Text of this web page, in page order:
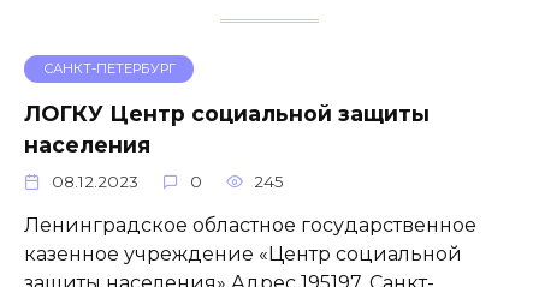
САНКТ-ПЕТЕРБУРГ
ЛОГКУ Центр социальной защиты
населения
08.12.2023 0 245
Ленинградское областное государственное
казенное учреждение «Центр социальной